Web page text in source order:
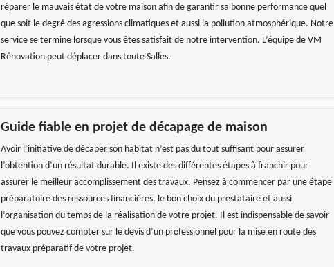
réparer le mauvais état de votre maison afin de garantir sa bonne performance quel
que soit le degré des agressions climatiques et aussi la pollution atmosphérique. Notre
service se termine lorsque vous êtes satisfait de notre intervention. L’équipe de VM
Rénovation peut déplacer dans toute Salles.
Guide fiable en projet de décapage de maison
Avoir l’initiative de décaper son habitat n’est pas du tout suffisant pour assurer
l’obtention d’un résultat durable. Il existe des différentes étapes à franchir pour
assurer le meilleur accomplissement des travaux. Pensez à commencer par une étape
préparatoire des ressources financières, le bon choix du prestataire et aussi
l’organisation du temps de la réalisation de votre projet. Il est indispensable de savoir
que vous pouvez compter sur le devis d’un professionnel pour la mise en route des
travaux préparatif de votre projet.